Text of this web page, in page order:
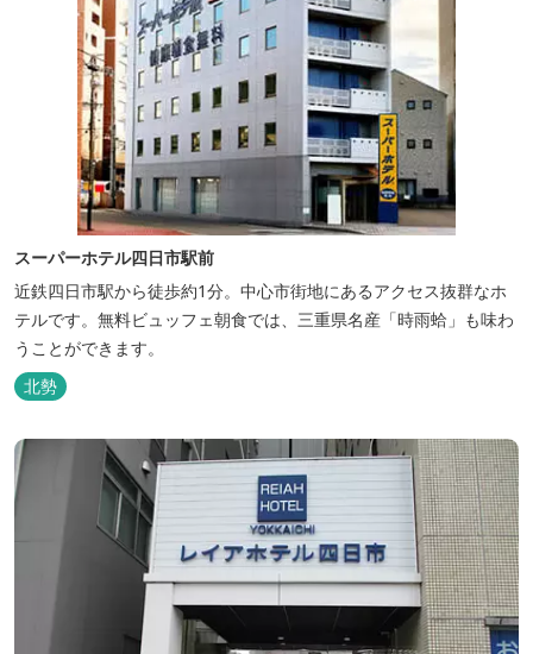
スーパーホテル四日市駅前
近鉄四日市駅から徒歩約1分。中心市街地にあるアクセス抜群なホ
テルです。無料ビュッフェ朝食では、三重県名産「時雨蛤」も味わ
うことができます。
北勢